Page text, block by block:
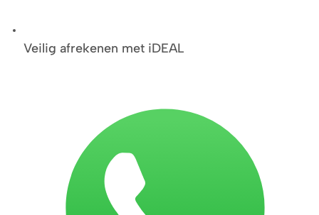
Veilig afrekenen met iDEAL